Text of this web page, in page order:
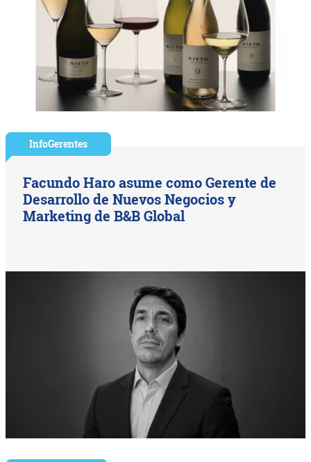
InfoGerentes
Facundo Haro asume como Gerente de
Desarrollo de Nuevos Negocios y
Marketing de B&B Global